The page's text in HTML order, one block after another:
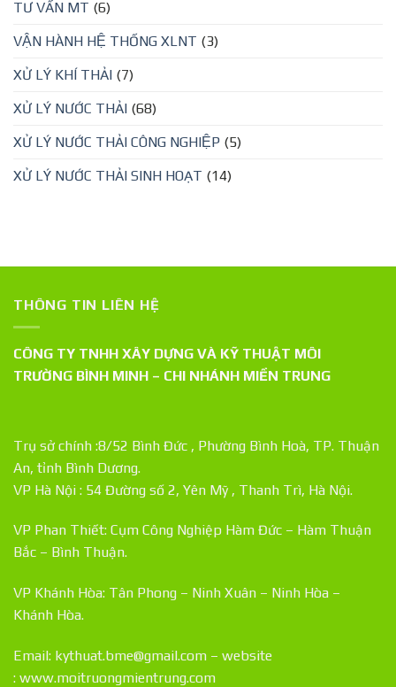
TƯ VẤN MT (6)
VẬN HÀNH HỆ THỐNG XLNT (3)
XỬ LÝ KHÍ THẢI (7)
XỬ LÝ NƯỚC THẢI (68)
XỬ LÝ NƯỚC THẢI CÔNG NGHIỆP (5)
XỬ LÝ NƯỚC THẢI SINH HOẠT (14)
THÔNG TIN LIÊN HỆ
CÔNG TY TNHH XÂY DỰNG VÀ KỸ THUẬT MÔI
TRƯỜNG BÌNH MINH – CHI NHÁNH MIỀN TRUNG
Trụ sở chính :8/52 Bình Đức , Phường Bình Hoà, TP. Thuận
An, tỉnh Bình Dương.
VP Hà Nội : 54 Đường số 2, Yên Mỹ , Thanh Trì, Hà Nội.
VP Phan Thiết: Cụm Công Nghiệp Hàm Đức – Hàm Thuận
Bắc – Bình Thuận.
VP Khánh Hòa: Tân Phong – Ninh Xuân – Ninh Hòa –
Khánh Hòa.
Email: kythuat.bme@gmail.com – website
: www.moitruongmientrung.com